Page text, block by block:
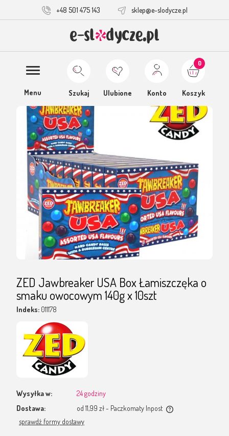
+48 501 475 143 sklep@e-slodycze.pl
Menu Szukaj Ulubione Konto Koszyk
0
ZED Jawbreaker USA Box Łamiszczęka o
smaku owocowym 140g x 10szt
Indeks: 011178
Wysyłka w:
24 godziny
Dostawa:
od 11,99 zł- Paczkomaty Inpost
sprawdź formy dostawy